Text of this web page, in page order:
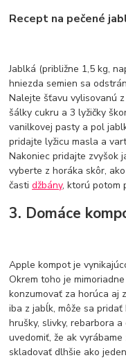
Recept na pečené
Jablká (približne 1,5 kg,
hniezda semien sa
Nalejte šťavu vylisovanú
šálky cukru a 3 lyžičky
vanilkovej pasty a pol
pridajte lyžicu masla a
Nakoniec pridajte zvyšok
vyberte z horáka skôr,
častidžbány, ktorú potom
3. Domáce
Apple kompot je
Okrem toho je
konzumovať za horúca aj
iba z jabĺk, môže sa
hrušky, slivky, rebarbora
uvedomiť, že ak
skladovať dlhšie ako